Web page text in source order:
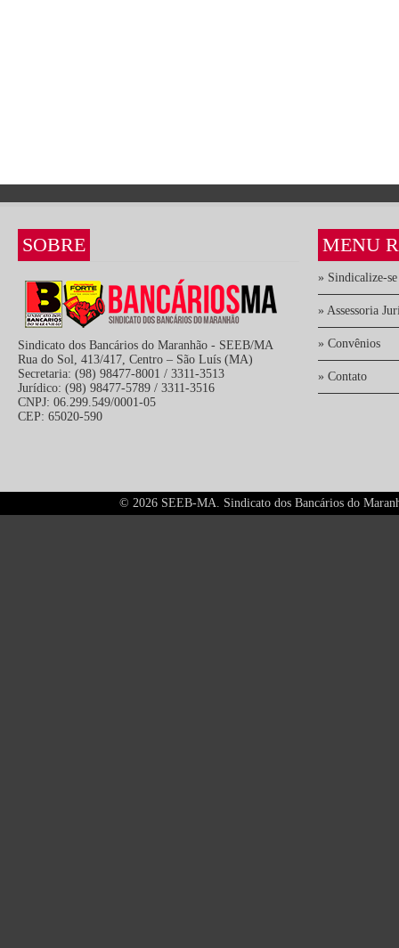
SOBRE
Sindicato dos Bancários do Maranhão - SEEB/MA
Rua do Sol, 413/417, Centro – São Luís (MA)
Secretaria: (98) 98477-8001 / 3311-3513
Jurídico: (98) 98477-5789 / 3311-3516
CNPJ: 06.299.549/0001-05
CEP: 65020-590
MENU
» Sindicalize-se
» Assessoria
» Convênios
» Contato
© 2026 SEEB-MA. Sindicato dos Bancários do